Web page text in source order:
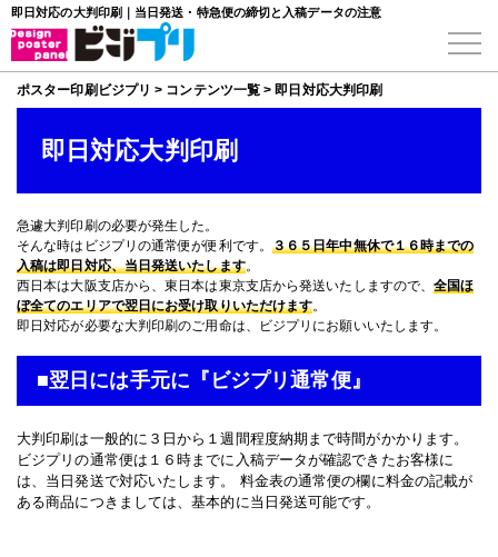
即日対応の大判印刷｜当日発送・特急便の締切と入稿データの注意
ポスター印刷ビジプリ > コンテンツ一覧 >即日対応大判印刷
即日対応大判印刷
急遽大判印刷の必要が発生した。
そんな時はビジプリの通常便が便利です。 ３６５日年中無休で１６時までの
入稿は即日対応、当日発送いたします。
西日本は大阪支店から、東日本は東京支店から発送いたしますので、全国ほ
ぼ全てのエリアで翌日にお受け取りいただけます。
即日対応が必要な大判印刷のご用命は、ビジプリにお願いいたします。
■翌日には手元に『ビジプリ通常便』
大判印刷は一般的に３日から１週間程度納期まで時間がかかります。
ビジプリの通常便は１６時までに入稿データが確認できたお客様に
は、当日発送で対応いたします。 料金表の通常便の欄に料金の記載が
ある商品につきましては、基本的に当日発送可能です。